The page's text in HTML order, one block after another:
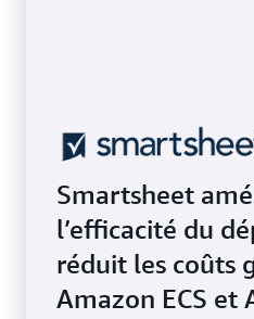
Smartsheet
l’efficacité du
réduit les coûts
Amazon ECS et